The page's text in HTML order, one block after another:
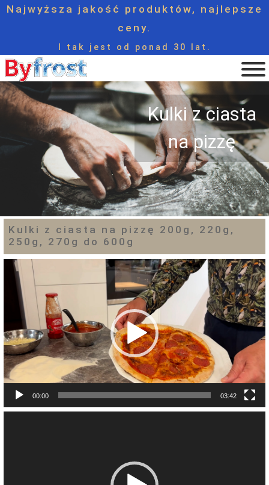
Najwyższa jakość produktów, najlepsze
ceny.
I tak jest od ponad 30 lat.
Kulki z ciasta
na pizzę
Kulki z ciasta na pizzę 200g, 220g,
250g, 270g do 600g
Player
00:00 03:42